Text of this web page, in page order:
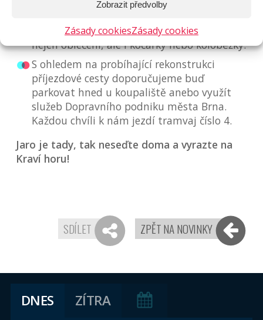
Zobrazit předvolby
Zásady cookiesZásady cookies
drobným občerstvením.
V naší šatně vám rádi a zdarma uschováme
nejen oblečení, ale i kočárky nebo koloběžky.
S ohledem na probíhající rekonstrukci
příjezdové cesty doporučujeme buď
parkovat hned u koupaliště anebo využít
služeb Dopravního podniku města Brna.
Každou chvíli k nám jezdí tramvaj číslo 4.
Jaro je tady, tak neseďte doma a vyrazte na
Kraví horu!
SDÍLET ZPĚT NA NOVINKY
DNES ZÍTRA